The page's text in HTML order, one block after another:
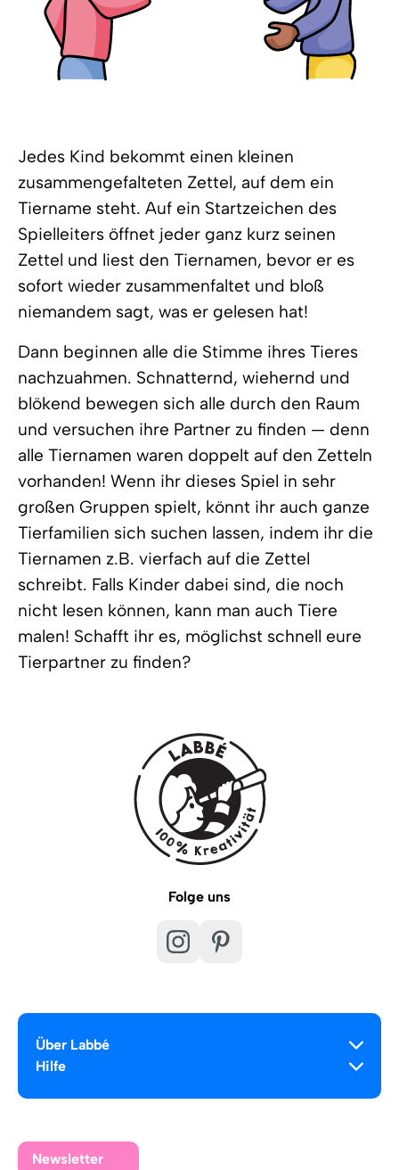
Jedes Kind bekommt einen kleinen
zusammengefalteten Zettel, auf dem ein
Tiername steht. Auf ein Startzeichen des
Spielleiters öffnet jeder ganz kurz seinen
Zettel und liest den Tiernamen, bevor er es
sofort wieder zusammenfaltet und bloß
niemandem sagt, was er gelesen hat!
Dann beginnen alle die Stimme ihres Tieres
nachzuahmen. Schnatternd, wiehernd und
blökend bewegen sich alle durch den Raum
und versuchen ihre Partner zu finden — denn
alle Tiernamen waren doppelt auf den Zetteln
vorhanden! Wenn ihr dieses Spiel in sehr
großen Gruppen spielt, könnt ihr auch ganze
Tierfamilien sich suchen lassen, indem ihr die
Tiernamen z.B. vierfach auf die Zettel
schreibt. Falls Kinder dabei sind, die noch
nicht lesen können, kann man auch Tiere
malen! Schafft ihr es, möglichst schnell eure
Tierpartner zu finden?
Folge uns
Über Labbé
Hilfe
Newsletter